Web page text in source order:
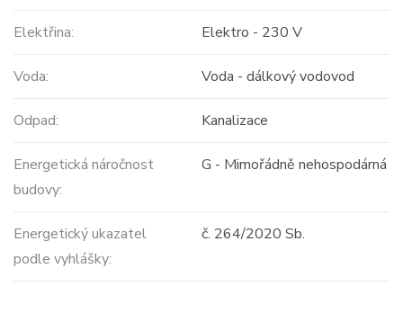
Elektřina: Elektro - 230 V
Voda: Voda - dálkový vodovod
Odpad: Kanalizace
Energetická náročnost
budovy:
G - Mimořádně nehospodárná
Energetický ukazatel
podle vyhlášky:
č. 264/2020 Sb.